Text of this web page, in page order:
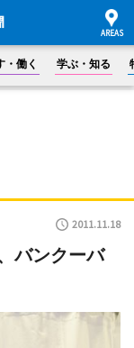
・働く 学ぶ・知る
2011.11.18
バンクーバ